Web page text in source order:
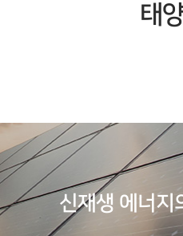
태
신재생 에너지